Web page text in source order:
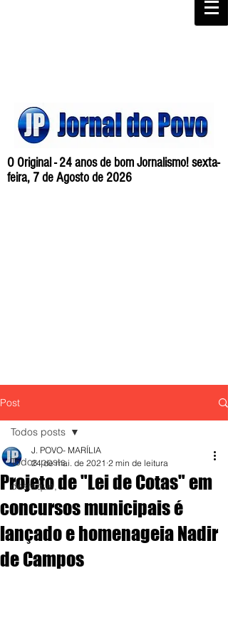
O Original - 24 anos de bom Jornalismo! sexta-
feira, 7 de Agosto de 2026
Post
Todos posts
destaque,
Todos posts
Projeto de "Lei de Cotas" em
concursos municipais é
lançado e homenageia Nadir
de Campos
J. POVO- MARÍLIA
24 de mai. de 2021 2 min de leitura